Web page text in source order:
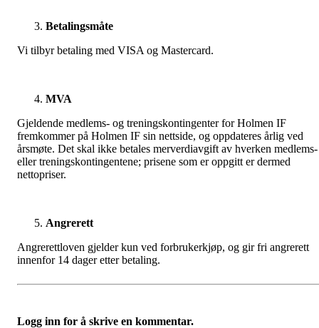
Betalingsmåte
Vi tilbyr betaling med VISA og Mastercard.
MVA
Gjeldende medlems- og treningskontingenter for Holmen IF
fremkommer på Holmen IF sin nettside, og oppdateres årlig ved
årsmøte. Det skal ikke betales merverdiavgift av hverken medlems-
eller treningskontingentene; prisene som er oppgitt er dermed
nettopriser.
Angrerett
Angrerettloven gjelder kun ved forbrukerkjøp, og gir fri angrerett
innenfor 14 dager etter betaling.
Logg inn for å skrive en kommentar.